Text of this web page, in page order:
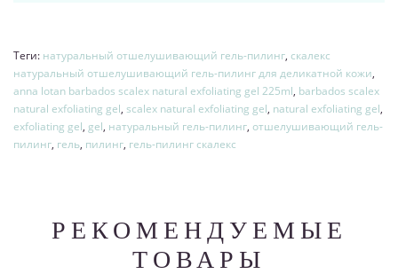
Теги: натуральный отшелушивающий гель-пилинг, скалекс
натуральный отшелушивающий гель-пилинг для деликатной кожи,
anna lotan barbados scalex natural exfoliating gel 225ml, barbados scalex
natural exfoliating gel, scalex natural exfoliating gel, natural exfoliating gel,
exfoliating gel, gel, натуральный гель-пилинг, отшелушивающий гель-
пилинг, гель, пилинг, гель-пилинг cкалекс
РЕКОМЕНДУЕМЫЕ
ТОВАРЫ